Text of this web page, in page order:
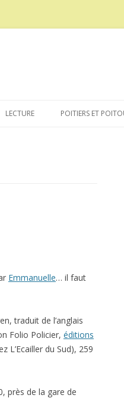
au
LECTURE POITIERS ET
Emmanuelle… il faut
traduit de l’anglais
Folio Policier, éditions
L’Ecailler du Sud), 259
près de la gare de